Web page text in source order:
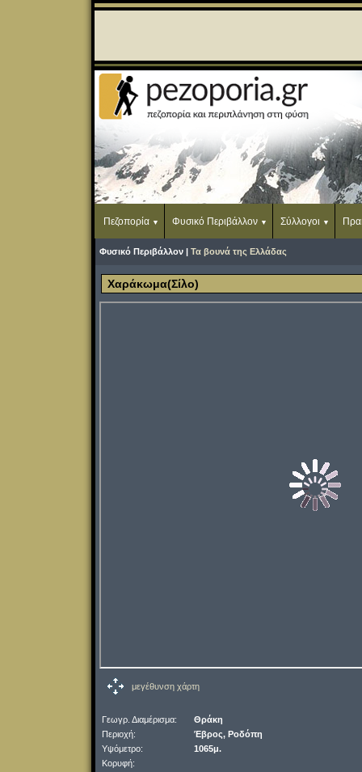
Πεζοπορία Φυσικό Περιβάλλον Σύλλογοι
Φυσικό Περιβάλλον | Τα βουνά της Ελλάδας
Χαράκωμα(Σίλο)
μεγέθυνση χάρτη
Γεωγρ. Διαμέρισμα:
Θράκη
Περιοχή:
Έβρος, Ροδόπη
Υψόμετρο:
1065μ.
Κορυφή: